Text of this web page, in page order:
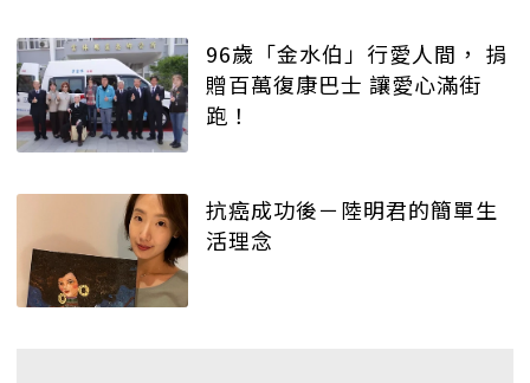
96歲「金水伯」行愛人間， 捐
贈百萬復康巴士 讓愛心滿街
跑！
抗癌成功後－陸明君的簡單生
活理念